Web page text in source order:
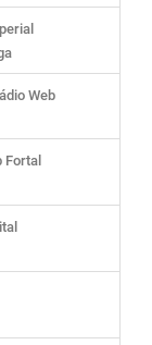
Web
Fortal